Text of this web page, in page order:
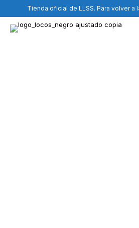
Tienda oficial de LLSS. Para volver a